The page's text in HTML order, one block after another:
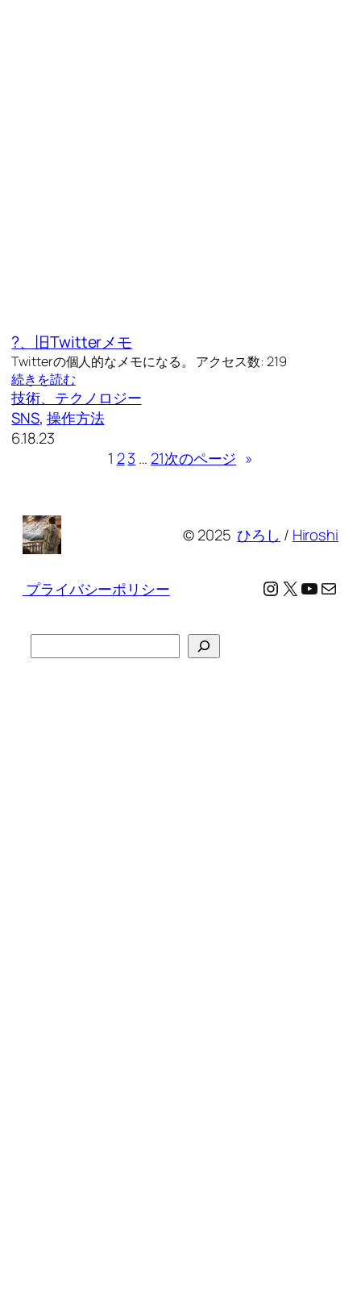
?、旧Twitterメモ
Twitterの個人的なメモになる。 アクセス数: 219
続きを読む
技術、テクノロジー
SNS, 操作方法
6.18.23
1 23 … 21次のページ »
© 2025ひろし / Hiroshi
プライバシーポリシー Instagram
X メール
索